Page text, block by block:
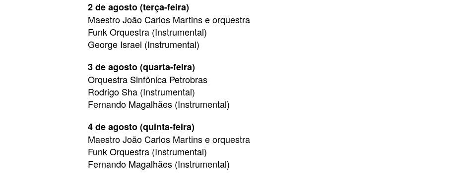
2 de agosto (terça-feira)
Maestro João Carlos Martins e orquestra
Funk Orquestra (Instrumental)
George Israel (Instrumental)
3 de agosto (quarta-feira)
Orquestra Sinfônica Petrobras
Rodrigo Sha (Instrumental)
Fernando Magalhães (Instrumental)
4 de agosto (quinta-feira)
Maestro João Carlos Martins e orquestra
Funk Orquestra (Instrumental)
Fernando Magalhães (Instrumental)